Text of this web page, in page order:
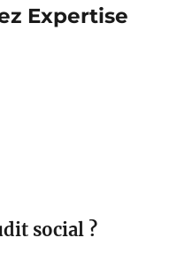
Expertise
social ?